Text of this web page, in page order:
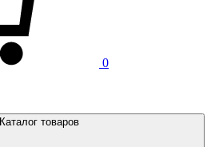
0
Каталог товаров